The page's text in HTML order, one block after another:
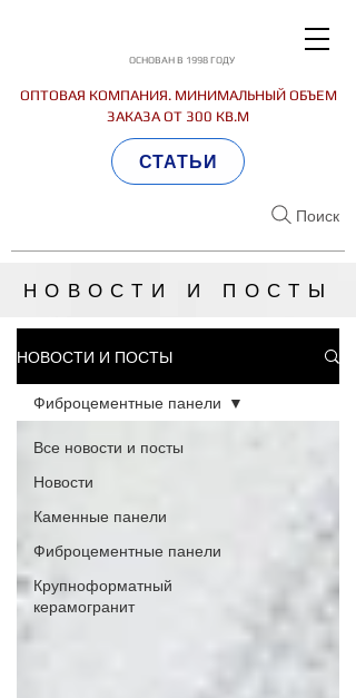
ОСНОВАН В 1998 ГОДУ
ОПТОВАЯ КОМПАНИЯ. МИНИМАЛЬНЫЙ ОБЪЕМ
ЗАКАЗА ОТ 300 КВ.М
Поиск
СТАТЬИ
НОВОСТИ И ПОСТЫ
НОВОСТИ И ПОСТЫ
Все новости и посты
Новости
Каменные панели
Фиброцементные панели
Крупноформатный
керамогранит
Фиброцементные панели